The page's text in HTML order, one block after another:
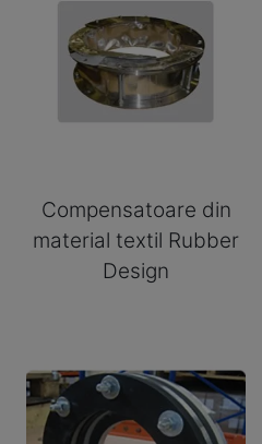
Compensatoare din
material textil Rubber
Design